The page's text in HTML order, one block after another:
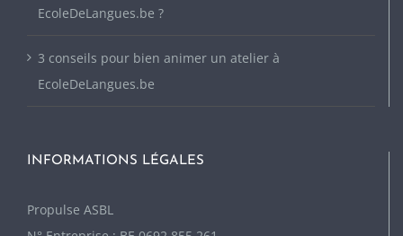
EcoleDeLangues.be ?
3 conseils pour bien animer un atelier à
EcoleDeLangues.be
INFORMATIONS LÉGALES
Propulse ASBL